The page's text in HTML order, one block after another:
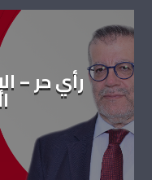
رأي حر –